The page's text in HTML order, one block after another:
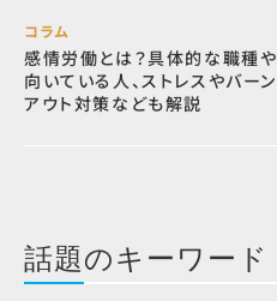
コラム
感情労働とは？具体的な職種や
向いている人、ストレスやバーン
アウト対策なども解説
話題のキーワード